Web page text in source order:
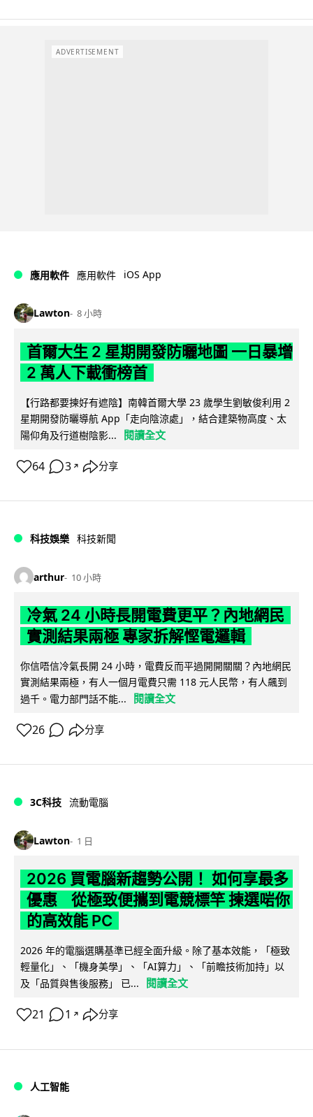
ADVERTISEMENT
應用軟件 應用軟件 iOS App
Lawton 8 小時
首爾大生 2 星期開發防曬地圖 一日暴增
2 萬人下載衝榜首
【行路都要揀好有遮陰】南韓首爾大學 23 歲學生劉敏俊利用 2
星期開發防曬導航 App「走向陰涼處」，結合建築物高度、太
陽仰角及行道樹陰影...
閱讀全文
64 3 ↗ 分享
科技娛樂 科技新聞
arthur 10 小時
冷氣 24 小時長開電費更平？內地網民
實測結果兩極 專家拆解慳電邏輯
你信唔信冷氣長開 24 小時，電費反而平過開開關關？內地網民
實測結果兩極，有人一個月電費只需 118 元人民幣，有人飆到
過千。電力部門話不能...
閱讀全文
26 分享
3C科技 流動電腦
Lawton 1 日
2026 買電腦新趨勢公開！ 如何享最多
優惠 從極致便攜到電競標竿 揀選啱你
的高效能 PC
2026 年的電腦選購基準已經全面升級。除了基本效能，「極致
輕量化」、「機身美學」、「AI算力」、「前瞻技術加持」以
及「品質與售後服務」 已...
閱讀全文
21 1 ↗ 分享
人工智能